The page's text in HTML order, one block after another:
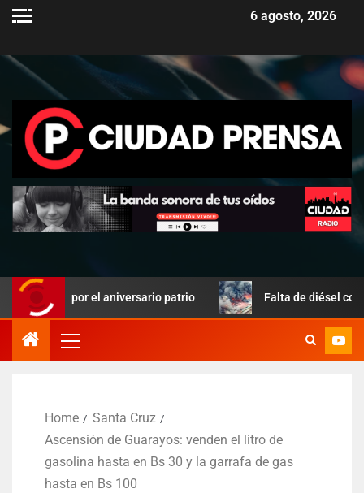
6 agosto, 2026
por el aniversario patrio Falta de diésel complica el
Home
Santa Cruz
Ascensión de Guarayos: venden el litro de
gasolina hasta en Bs 30 y la garrafa de gas
hasta en Bs 100